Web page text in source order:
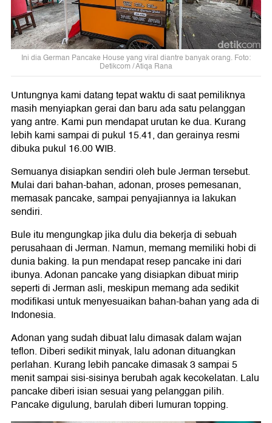
Ini dia German Pancake House yang viral diantre banyak orang. Foto:
Detikcom / Atiqa Rana
Untungnya kami datang tepat waktu di saat pemiliknya
masih menyiapkan gerai dan baru ada satu pelanggan
yang antre. Kami pun mendapat urutan ke dua. Kurang
lebih kami sampai di pukul 15.41, dan gerainya resmi
dibuka pukul 16.00 WIB.
Semuanya disiapkan sendiri oleh bule Jerman tersebut.
Mulai dari bahan-bahan, adonan, proses pemesanan,
memasak pancake, sampai penyajiannya ia lakukan
sendiri.
Bule itu mengungkap jika dulu dia bekerja di sebuah
perusahaan di Jerman. Namun, memang memiliki hobi di
dunia baking. Ia pun mendapat resep pancake ini dari
ibunya. Adonan pancake yang disiapkan dibuat mirip
seperti di Jerman asli, meskipun memang ada sedikit
modifikasi untuk menyesuaikan bahan-bahan yang ada di
Indonesia.
Adonan yang sudah dibuat lalu dimasak dalam wajan
teflon. Diberi sedikit minyak, lalu adonan dituangkan
perlahan. Kurang lebih pancake dimasak 3 sampai 5
menit sampai sisi-sisinya berubah agak kecokelatan. Lalu
pancake diberi isian sesuai yang pelanggan pilih.
Pancake digulung, barulah diberi lumuran topping.